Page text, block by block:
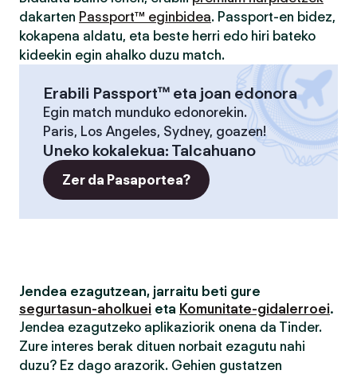
dakarten Passport™ eginbidea. Passport-en bidez,
kokapena aldatu, eta beste herri edo hiri bateko
kideekin egin ahalko duzu match.
Erabili Passport™ eta joan edonora
Egin match munduko edonorekin.
Paris, Los Angeles, Sydney, goazen!
Uneko kokalekua: Talcahuano
Zer da Pasaportea?
Jendea ezagutzean, jarraitu beti gure
segurtasun-aholkuei eta Komunitate-gidalerroei.
Jendea ezagutzeko aplikaziorik onena da Tinder.
Zure interes berak dituen norbait ezagutu nahi
duzu? Ez dago arazorik. Gehien gustatzen